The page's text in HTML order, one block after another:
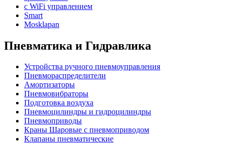
с WiFi управлением
Smart
Mosklapan
Пневматика и Гидравлика
Устройства ручного пневмоуправления
Пневмораспределители
Амортизаторы
Пневмовибраторы
Подготовка воздуха
Пневмоцилиндры и гидроцилиндры
Пневмоприводы
Краны Шаровые с пневмоприводом
Клапаны пневматические